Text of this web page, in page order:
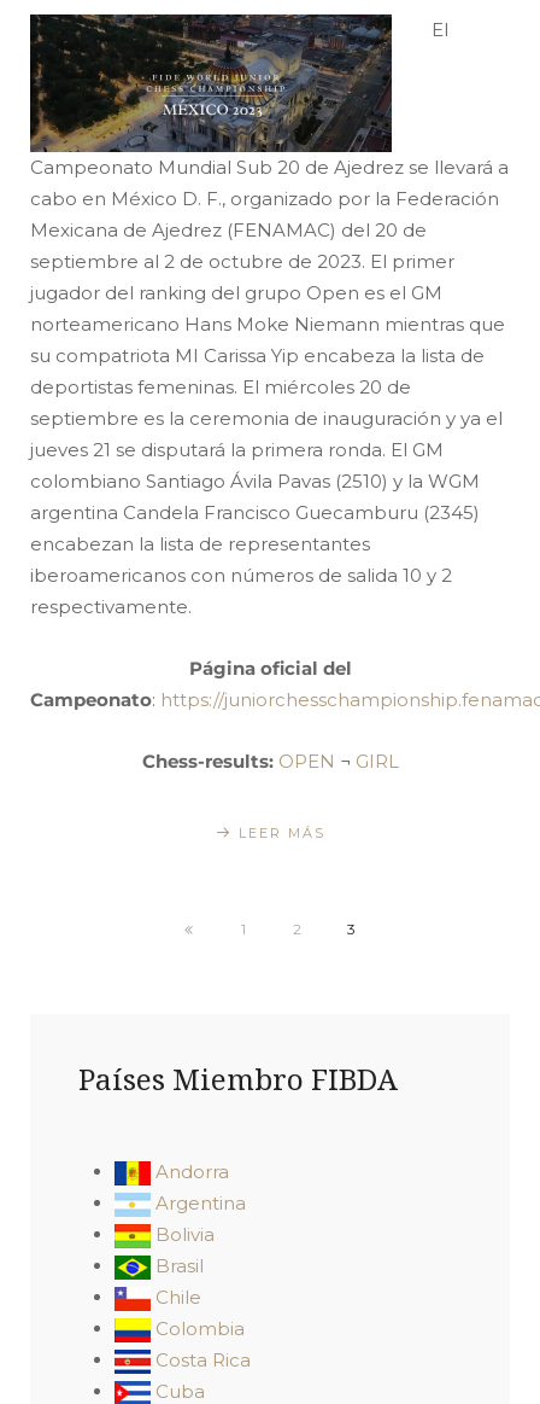
El
Campeonato Mundial Sub 20 de Ajedrez se llevará a
cabo en México D. F., organizado por la Federación
Mexicana de Ajedrez (FENAMAC) del 20 de
septiembre al 2 de octubre de 2023. El primer
jugador del ranking del grupo Open es el GM
norteamericano Hans Moke Niemann mientras que
su compatriota MI Carissa Yip encabeza la lista de
deportistas femeninas. El miércoles 20 de
septiembre es la ceremonia de inauguración y ya el
jueves 21 se disputará la primera ronda. El GM
colombiano Santiago Ávila Pavas (2510) y la WGM
argentina Candela Francisco Guecamburu (2345)
encabezan la lista de representantes
iberoamericanos con números de salida 10 y 2
respectivamente.
Página oficial del
Campeonato: https://
Chess-results: OPEN ¬ GIRL
LEER MÁS
1 2 3
Países Miembro FIBDA
Andorra
Argentina
Bolivia
Brasil
Chile
Colombia
Costa Rica
Cuba